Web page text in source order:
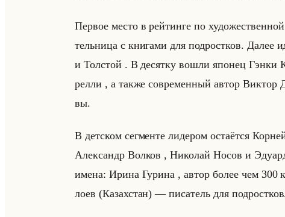
Пер­вое место в рейтин­ге по
тельни­ца с кни­га­ми для под­рост­ков. Далее
и Тол­стой . В де­сят­ку вошли япо­нец Гэнки
рел­ли , а также со­вре­мен­ный автор
вы.
В дет­ском сег­мен­те ли­де­ром оста­ёт­ся
Алек­сандр Вол­ков , Ни­ко­лай Носов и
имена: Ирина Гу­ри­на , автор более чем 300
ло­ев (Ка­зах­стан) — пи­са­тель для